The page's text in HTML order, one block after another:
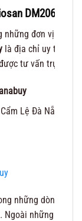
DM206
những đơn vị phân
là địa chỉ uy tín và
tư vấn trực
Lệ Đà Nẵng
những dòng sản
những dòng